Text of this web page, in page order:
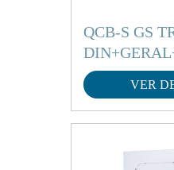
QCB-S GS
VER